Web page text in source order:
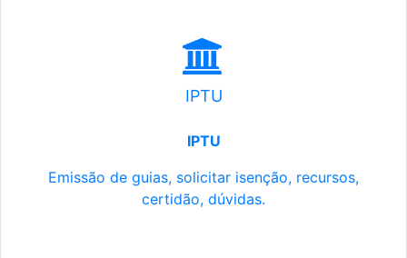
IPTU
IPTU
Emissão de guias, solicitar isenção, recursos,
certidão, dúvidas.